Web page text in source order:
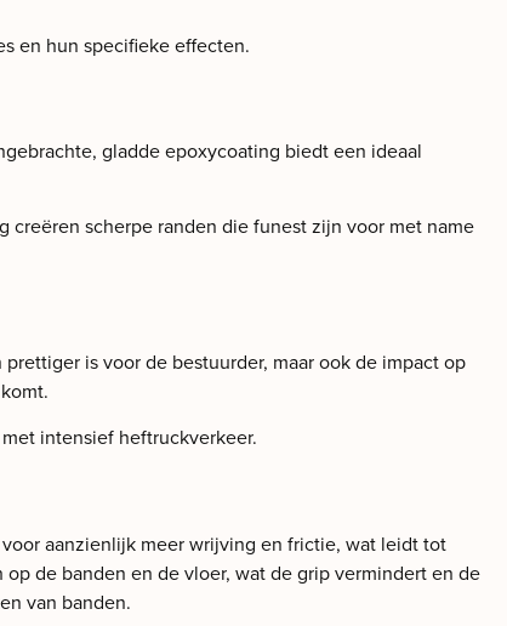
en hun specifieke effecten.
gladde epoxycoating biedt een ideaal
scherpe randen die funest zijn voor met name
is voor de bestuurder, maar ook de impact op
intensief heftruckverkeer.
aanzienlijk meer wrijving en frictie, wat leidt tot
de banden en de vloer, wat de grip vermindert en de
van banden.